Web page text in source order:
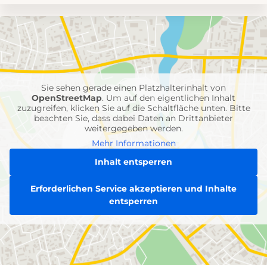
Umgebungskarte
mit
Feuerwehr-
Einheiten
Sie sehen gerade einen Platzhalterinhalt von
OpenStreetMap. Um auf den eigentlichen Inhalt
zuzugreifen, klicken Sie auf die Schaltfläche unten. Bitte
beachten Sie, dass dabei Daten an Drittanbieter
weitergegeben werden.
Mehr Informationen
Inhalt entsperren
Erforderlichen Service akzeptieren und Inhalte
entsperren